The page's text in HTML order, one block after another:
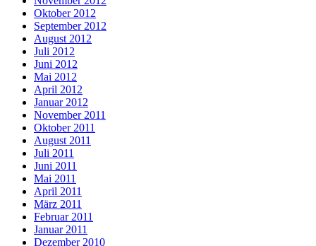
Oktober 2012
September 2012
August 2012
Juli 2012
Juni 2012
Mai 2012
April 2012
Januar 2012
November 2011
Oktober 2011
August 2011
Juli 2011
Juni 2011
Mai 2011
April 2011
März 2011
Februar 2011
Januar 2011
Dezember 2010